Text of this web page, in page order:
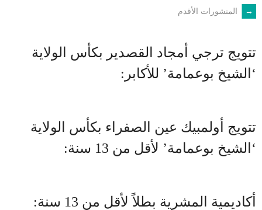
POSTS
NAVIGATION
← المنشورات الأقدم
تتويج ترجي أمجاد القصدير بكأس الولاية
‘الشيخ بوعمامة’ للأكابر:
تتويج أولمبيك عين الصفراء بكأس الولاية
‘الشيخ بوعمامة’ لأقل من 13 سنة:
أكاديمية المشرية بطلاً لأقل من 13 سنة: